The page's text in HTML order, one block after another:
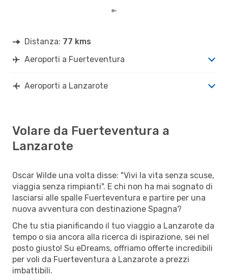
Distanza: 77 kms
Aeroporti a Fuerteventura
Aeroporti a Lanzarote
Volare da Fuerteventura a
Lanzarote
Oscar Wilde una volta disse: "Vivi la vita senza scuse,
viaggia senza rimpianti". E chi non ha mai sognato di
lasciarsi alle spalle Fuerteventura e partire per una
nuova avventura con destinazione Spagna?
Che tu stia pianificando il tuo viaggio a Lanzarote da
tempo o sia ancora alla ricerca di ispirazione, sei nel
posto giusto! Su eDreams, offriamo offerte incredibili
per voli da Fuerteventura a Lanzarote a prezzi
imbattibili.